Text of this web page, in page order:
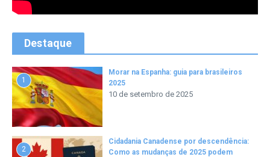
Destaque
1
Morar na Espanha: guia para brasileiros
2025
10 de setembro de 2025
2
Cidadania Canadense por descendência:
Como as mudanças de 2025 podem